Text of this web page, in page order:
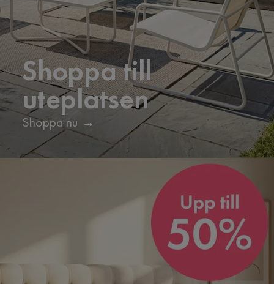
Shoppa till
uteplatsen
Shoppa nu →